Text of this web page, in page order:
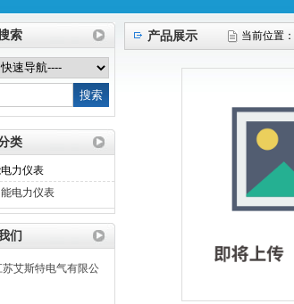
电气有限公司
索
类
力仪表
电力仪表
们
苏艾斯特电气有限公
产品展示 当前位置：